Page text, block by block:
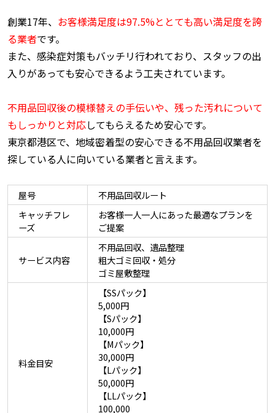
創業17年、 お客様満足度は97.5%ととても高い満足度を誇
る業者です。
また、感染症対策もバッチリ行われており、スタッフの出
入りがあっても安心できるよう工夫されています。
不用品回収後の模様替えの手伝いや、残った汚れについて
もしっかりと対応してもらえるため安心です。
東京都港区で、地域密着型の安心できる不用品回収業者を
探している人に向いている業者と言えます。
屋号
不用品回収ルート
キャッチフレ
ーズ
お客様一人一人にあった最適なプランを
ご提案
サービス内容
不用品回収、遺品整理
粗大ゴミ回収・処分
ゴミ屋敷整理
料金目安
【SSパック】
5,000円
【Sパック】
10,000円
【Mパック】
30,000円
【Lパック】
50,000円
【LLパック】
100,000